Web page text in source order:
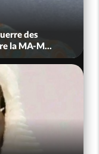
des
la MA-M...